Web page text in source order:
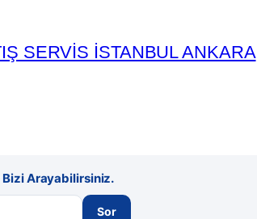
SERVİS İSTANBUL ANKARA
Bizi Arayabilirsiniz.
Sor